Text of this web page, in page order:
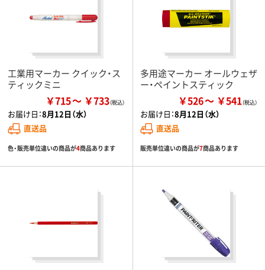
工業用マーカー クイック・ス
ティックミニ
￥715 ￥733
お届け日：8月12日（水）
直送品
色・販売単位違いの商品が4商品あります
多用途マーカー オールウェザ
ー・ペイントスティック
￥526 ￥541
お届け日：8月12日（水）
直送品
販売単位違いの商品が7商品あります